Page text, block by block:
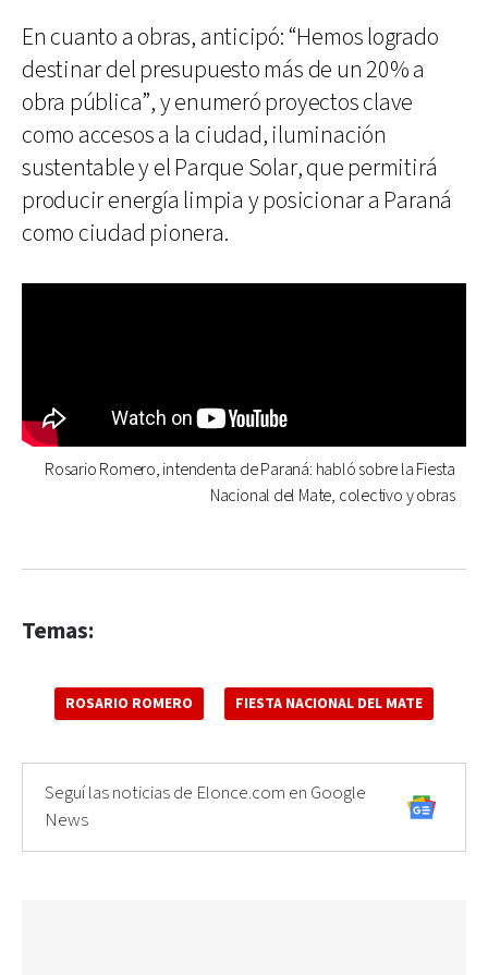
En cuanto a obras, anticipó: “Hemos logrado
destinar del presupuesto más de un 20% a
obra pública”, y enumeró proyectos clave
como accesos a la ciudad, iluminación
sustentable y el Parque Solar, que permitirá
producir energía limpia y posicionar a Paraná
como ciudad pionera.
Rosario Romero, intendenta de Paraná: habló sobre la Fiesta
Nacional del Mate, colectivo y obras
Temas:
ROSARIO ROMERO FIESTA NACIONAL DEL MATE
Seguí las noticias de Elonce.com en Google
News